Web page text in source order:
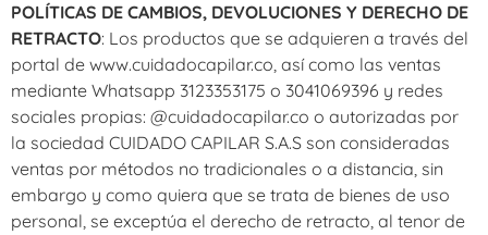
POLÍTICAS DE CAMBIOS, DEVOLUCIONES Y DERECHO DE
RETRACTO: Los productos que se adquieren a través del
portal de www.cuidadocapilar.co, así como las ventas
mediante Whatsapp 3123353175 o 3041069396 y redes
sociales propias: @cuidadocapilar.co o autorizadas por
la sociedad CUIDADO CAPILAR S.A.S son consideradas
ventas por métodos no tradicionales o a distancia, sin
embargo y como quiera que se trata de bienes de uso
personal, se exceptúa el derecho de retracto, al tenor de